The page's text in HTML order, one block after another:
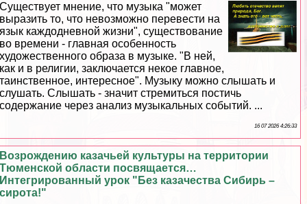
Существует мнение, что музыка "может
выразить то, что невозможно перевести на
язык каждодневной жизни", существование
во времени - главная особенность
художественного образа в музыке. "В ней,
как и в религии, заключается некое главное,
таинственное, интересное". Музыку можно слышать и
слушать. Слышать - значит стремиться постичь
содержание через анализ музыкальных событий. ...
16 07 2026 4:26:33
Возрождению казачьей культуры на территории
Тюменской области посвящается…
Интегрированный урок "Без казачества Сибирь –
сирота!"